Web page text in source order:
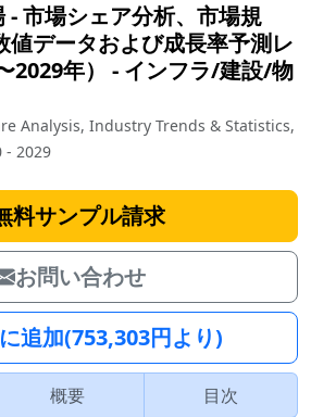
- 市場シェア分析、市場規
値データおよび成長率予測レ
年）
‐ インフラ/建設/物
Analysis, Industry Trends & Statistics,
- 2029
料サンプル請求
お問い合わせ
追加(753,303円より)
概要 目次